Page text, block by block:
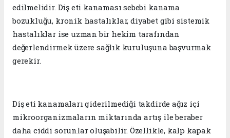
edilmelidir. Diş eti kanaması sebebi kanama
bozukluğu, kronik hastalıklar, diyabet gibi sistemik
hastalıklar ise uzman bir hekim tarafından
değerlendirmek üzere sağlık kuruluşuna başvurmak
gerekir.
Diş eti kanamaları giderilmediği takdirde ağız içi
mikroorganizmaların miktarında artış ile beraber
daha ciddi sorunlar oluşabilir. Özellikle, kalp kapak